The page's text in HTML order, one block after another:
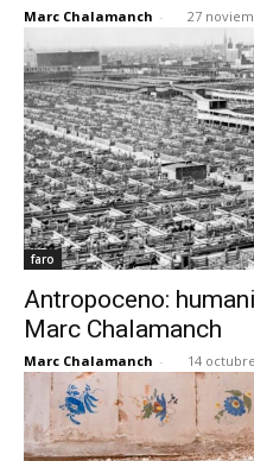
Marc Chalamanch - 27
faro
Antropoceno:
Marc Chalamanch
Marc Chalamanch - 14